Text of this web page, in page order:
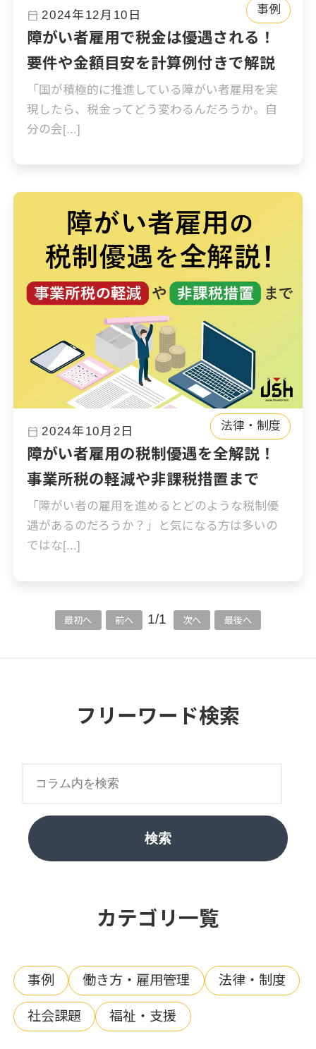
calendar_today 2024年12月10日
障がい者雇用で税金は優遇される！
要件や金額目安を計算例付きで解説
「国が積極的に推進している障がい者雇用を実
現したら、税金ってどう変わるんだろうか。自
分の会[...]
事例
calendar_today 2024年10月2日
障がい者雇用の税制優遇を全解説！
事業所税の軽減や非課税措置まで
「障がい者の雇用を進めるとどのような税制優
遇があるのだろうか？」と気になる方は多いの
ではな[...]
法律・制度
最初へ 前へ 1/1 次へ 最後へ
フリーワード検索
検索
カテゴリ一覧
事例 働き方・雇用管理 法律・制度
社会課題 福祉・支援